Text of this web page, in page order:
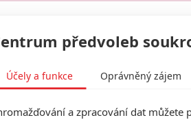
K. Brown zkusí další akční roli.
dnešní době vlastně už specialistou na
The Falcon and The Winter Soldier,
, filmTime Agent
hotelu z Wickova světa.
předvoleb
Účely a funkce Oprávněný zájem
a zpracování dat